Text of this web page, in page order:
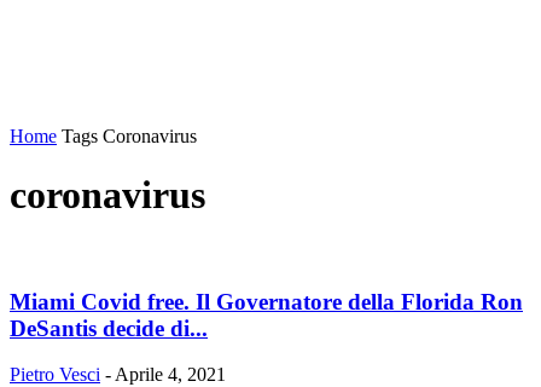
Home Tags Coronavirus
coronavirus
Miami Covid free. Il Governatore della Florida Ron
DeSantis decide di...
Pietro Vesci - Aprile 4, 2021